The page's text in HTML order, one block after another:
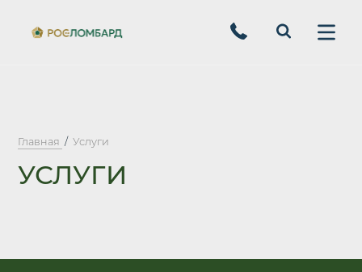
Главная Услуги
УСЛУГИ